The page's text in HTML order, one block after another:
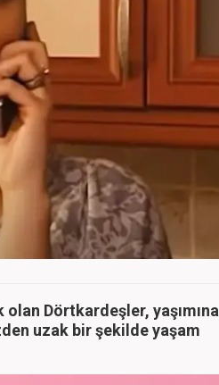
Dörtkardeşler, yaşımına
uzak bir şekilde yaşam